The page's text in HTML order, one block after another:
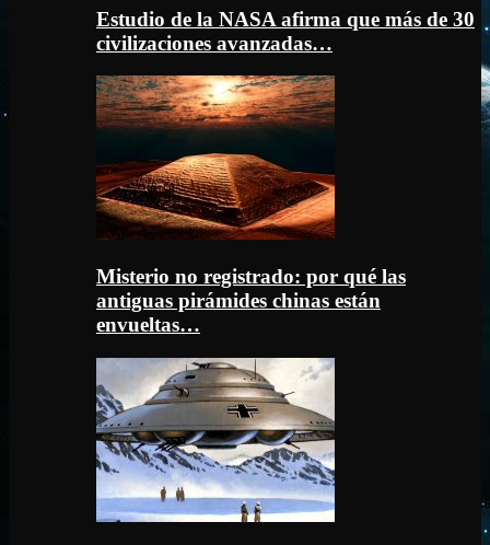
Estudio de la NASA afirma que más de 30
civilizaciones avanzadas…
Misterio no registrado: por qué las
antiguas pirámides chinas están
envueltas…